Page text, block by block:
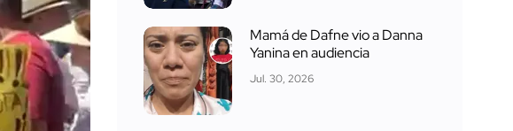
Mamá de Dafne vio a Danna
Yanina en audiencia
Jul. 30, 2026